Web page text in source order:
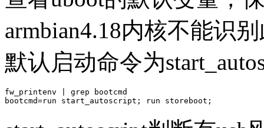
armbian4.18内核不能识
默认启动命令为
fw_printenv | grep bootcmd
bootcmd=run start_autoscript; run storeboot;